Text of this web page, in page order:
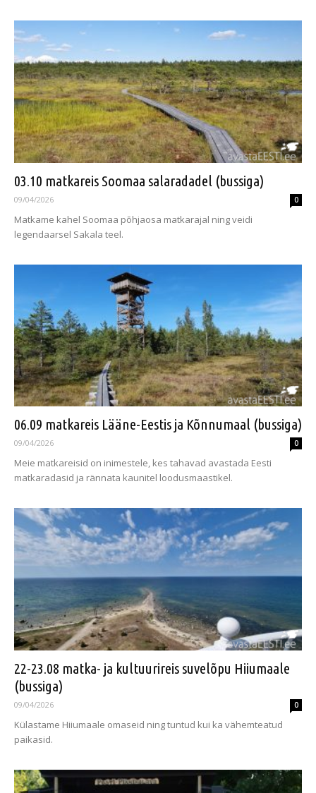
03.10 matkareis Soomaa salaradadel (bussiga)
09/04/2026 0
Matkame kahel Soomaa põhjaosa matkarajal ning veidi
legendaarsel Sakala teel.
06.09 matkareis Lääne-Eestis ja Kõnnumaal (bussiga)
09/04/2026 0
Meie matkareisid on inimestele, kes tahavad avastada Eesti
matkaradasid ja rännata kaunitel loodusmaastikel.
22-23.08 matka- ja kultuurireis suvelõpu Hiiumaale
(bussiga)
09/04/2026 0
Külastame Hiiumaale omaseid ning tuntud kui ka vähemteatud
paikasid.